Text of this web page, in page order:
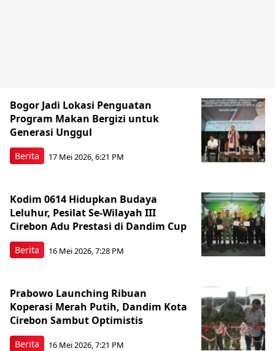
Berita
Bogor Jadi Lokasi Penguatan
Program Makan Bergizi untuk
Generasi Unggul
17 Mei 2026, 6:21 PM
Berita
Kodim 0614 Hidupkan Budaya
Leluhur, Pesilat Se-Wilayah III
Cirebon Adu Prestasi di Dandim Cup
16 Mei 2026, 7:28 PM
Berita
Prabowo Launching Ribuan
Koperasi Merah Putih, Dandim Kota
Cirebon Sambut Optimistis
16 Mei 2026, 7:21 PM